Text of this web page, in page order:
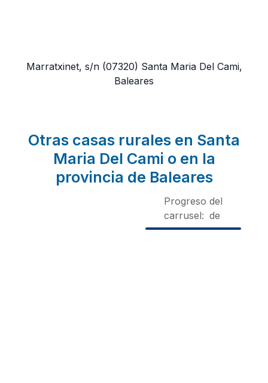
Marratxinet, s/n (07320) Santa Maria Del Cami,
Baleares
Otras casas rurales en Santa
Maria Del Cami o en la
provincia de Baleares
Progreso del
carrusel: de